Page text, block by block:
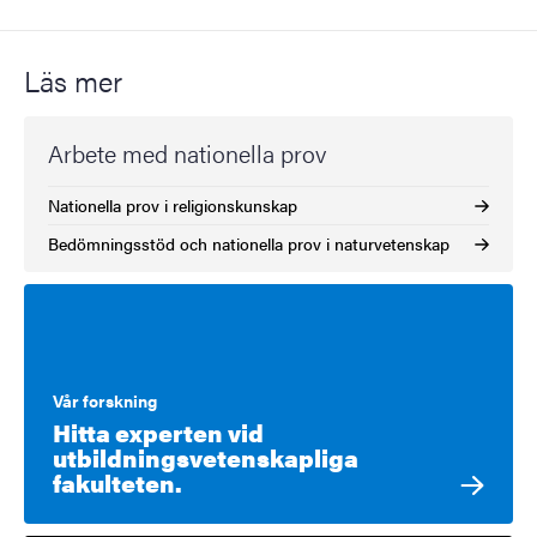
Läs mer
Arbete med nationella prov
Nationella prov i religionskunskap
Bedömningsstöd och nationella prov i naturvetenskap
Vår forskning
Hitta experten vid
utbildningsvetenskapliga
fakulteten.